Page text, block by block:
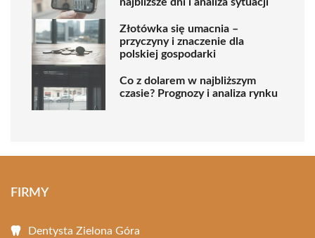
Złotówka się umacnia –
przyczyny i znaczenie dla
polskiej gospodarki
Co z dolarem w najbliższym
czasie? Prognozy i analiza rynku
FIRMY
Dentysta Zielona Góra